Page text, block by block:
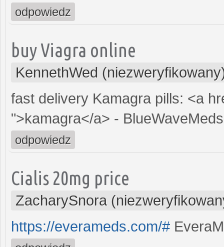
odpowiedz
buy Viagra online
KennethWed
fast delivery Kamagra pills: <a
">kamagra</a> - BlueWaveMeds
odpowiedz
Cialis 20mg price
ZacharySnora
https://everameds.com/#